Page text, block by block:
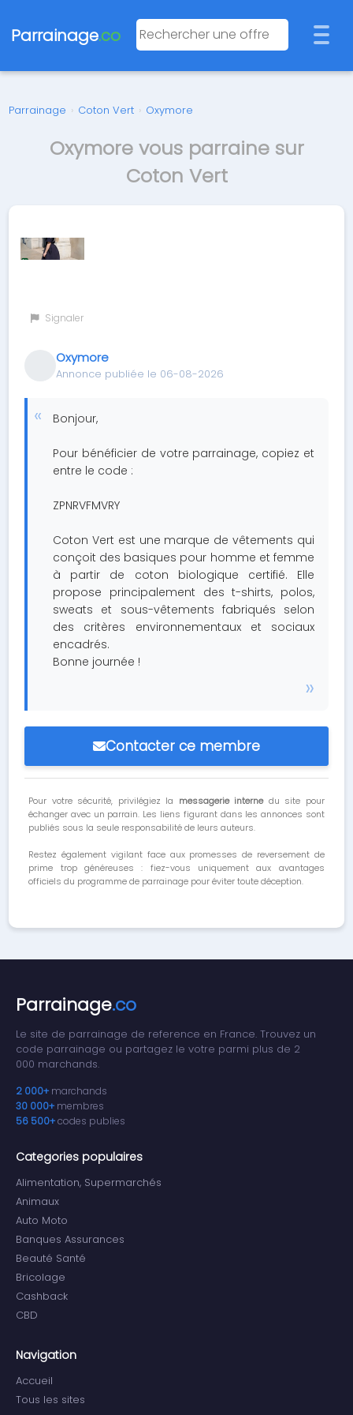
Parrainage.co
Parrainage › Coton Vert › Oxymore
Oxymore vous parraine sur
Coton Vert
Signaler
Oxymore
Annonce publiée le 06-08-2026
Bonjour,
Pour bénéficier de votre parrainage, copiez et
entre le code :
ZPNRVFMVRY
Coton Vert est une marque de vêtements qui
conçoit des basiques pour homme et femme
à partir de coton biologique certifié. Elle
propose principalement des t-shirts, polos,
sweats et sous-vêtements fabriqués selon
des critères environnementaux et sociaux
encadrés.
Bonne journée !
Contacter ce membre
Pour votre sécurité, privilégiez la messagerie internedu site pour
échanger avec un parrain. Les liens figurant dans les annonces sont
publiés sous la seule responsabilité de leurs auteurs.
Restez également vigilant face aux promesses de reversement de
prime trop généreuses : fiez-vous uniquement aux avantages
officiels du programme de parrainage pour éviter toute déception.
Parrainage.co
Le site de parrainage de reference en France. Trouvez un
code parrainage ou partagez le votre parmi plus de 2
000 marchands.
2 000+ marchands
30 000+ membres
56 500+codes publies
Categories populaires
Alimentation, Supermarchés
Animaux
Auto Moto
Banques Assurances
Beauté Santé
Bricolage
Cashback
CBD
Navigation
Accueil
Tous les sites